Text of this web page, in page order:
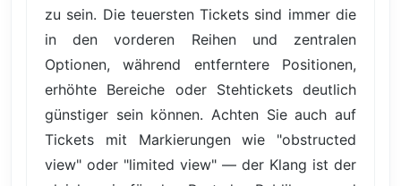
zu sein. Die teuersten Tickets sind immer die
in den vorderen Reihen und zentralen
Optionen, während entferntere Positionen,
erhöhte Bereiche oder Stehtickets deutlich
günstiger sein können. Achten Sie auch auf
Tickets mit Markierungen wie "obstructed
view" oder "limited view" — der Klang ist der